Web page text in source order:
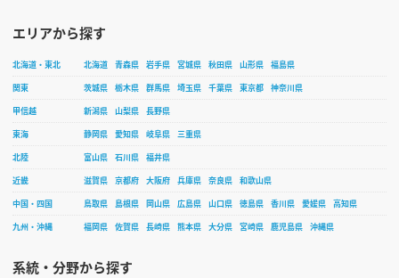
エリアから探す
北海道・東北 北海道 青森県 岩手県 宮城県 秋田県 山形県
福島県
関東
茨城県 栃木県 群馬県 埼玉県 千葉県 東京都
神奈川県
甲信越
新潟県 山梨県
長野県
東海
静岡県 愛知県 岐阜県
三重県
北陸
富山県 石川県
福井県
近畿
滋賀県 京都府 大阪府 兵庫県 奈良県
和歌山県
中国・四国
鳥取県 島根県 岡山県 広島県 山口県 徳島県 香川県 愛媛県
高知県
九州・沖縄
福岡県 佐賀県 長崎県 熊本県 大分県 宮崎県 鹿児島県 沖縄県
系統・分野から探す